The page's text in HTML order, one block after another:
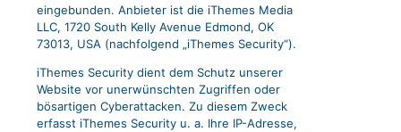
eingebunden. Anbieter ist die iThemes Media
LLC, 1720 South Kelly Avenue Edmond, OK
73013, USA (nachfolgend „iThemes Security“).
iThemes Security dient dem Schutz unserer
Website vor unerwünschten Zugriffen oder
bösartigen Cyberattacken. Zu diesem Zweck
erfasst iThemes Security u. a. Ihre IP-Adresse,